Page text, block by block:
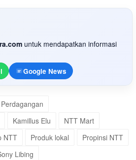
untuk mendapatkan informasi
Google News
Kamillus Elu
NTT Mart
NTT Produk lokal
Propinsi NTT
Libing